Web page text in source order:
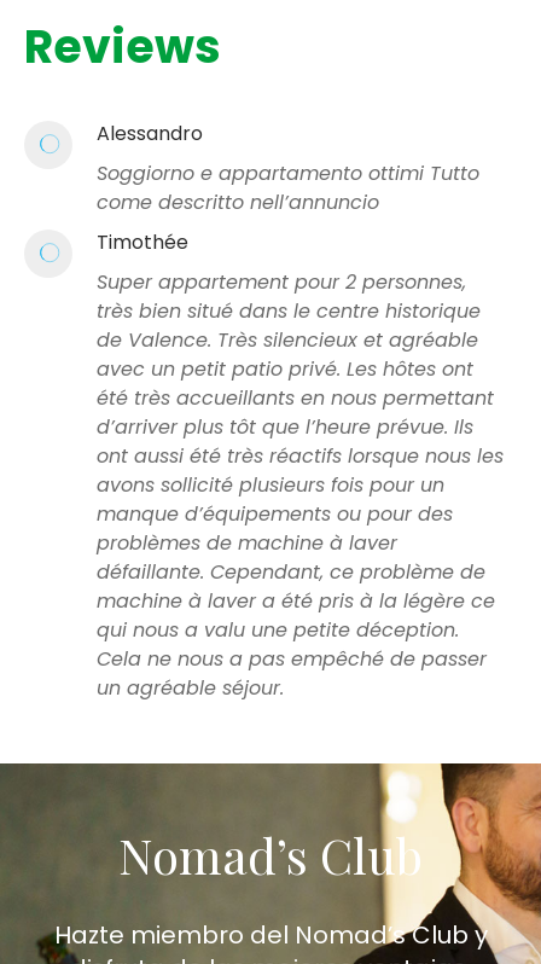
Reviews
Alessandro
Soggiorno e appartamento ottimi Tutto
come descritto nell’annuncio
Timothée
Super appartement pour 2 personnes,
très bien situé dans le centre historique
de Valence. Très silencieux et agréable
avec un petit patio privé. Les hôtes ont
été très accueillants en nous permettant
d’arriver plus tôt que l’heure prévue. Ils
ont aussi été très réactifs lorsque nous les
avons sollicité plusieurs fois pour un
manque d’équipements ou pour des
problèmes de machine à laver
défaillante. Cependant, ce problème de
machine à laver a été pris à la légère ce
qui nous a valu une petite déception.
Cela ne nous a pas empêché de passer
un agréable séjour.
Nomad’s Club
Hazte miembro del Nomad’s Club y